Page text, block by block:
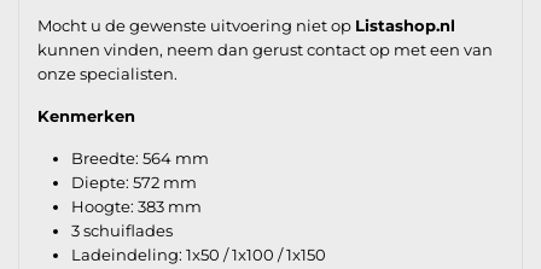
Mocht u de gewenste uitvoering niet op Listashop.nl
kunnen vinden, neem dan gerust contact op met een van
onze specialisten.
Kenmerken
Breedte: 564 mm
Diepte: 572 mm
Hoogte: 383 mm
3 schuiflades
Ladeindeling: 1x50 / 1x100 / 1x150